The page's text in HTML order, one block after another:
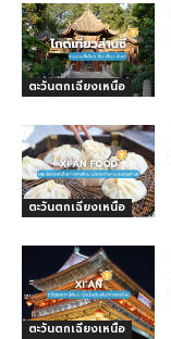
ตะวันตกเฉียงเหนือ
ตะวันตกเฉียงเหนือ
ตะวันตกเฉียงเหนือ